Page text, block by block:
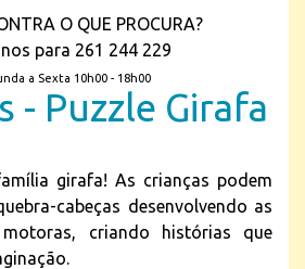
O QUE PROCURA?
para 261 244 229
a Sexta 10h00 - 18h00
- Puzzle Girafa
girafa! As crianças podem
cabeças desenvolvendo as
criando histórias que